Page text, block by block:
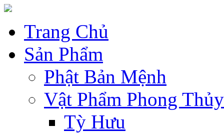
Trang Chủ
Sản Phẩm
Phật Bản Mệnh
Vật Phẩm Phong Thủy
Tỳ Hưu